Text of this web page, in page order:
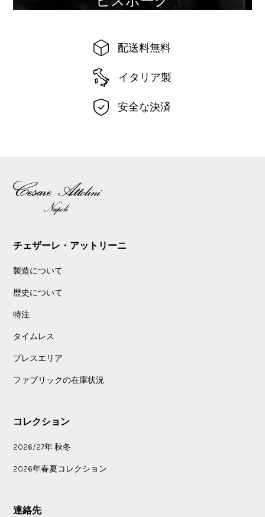
配送料無料
イタリア製
安全な決済
チェザーレ・アットリーニ
製造について
歴史について
特注
タイムレス
プレスエリア
ファブリックの在庫状況
コレクション
2026/27年 秋冬
2026年春夏コレクション
連絡先